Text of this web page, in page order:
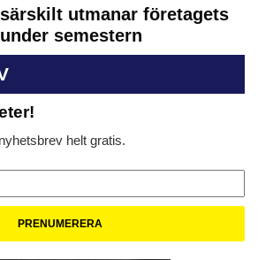
utmanar företagets
semestern
helt gratis.